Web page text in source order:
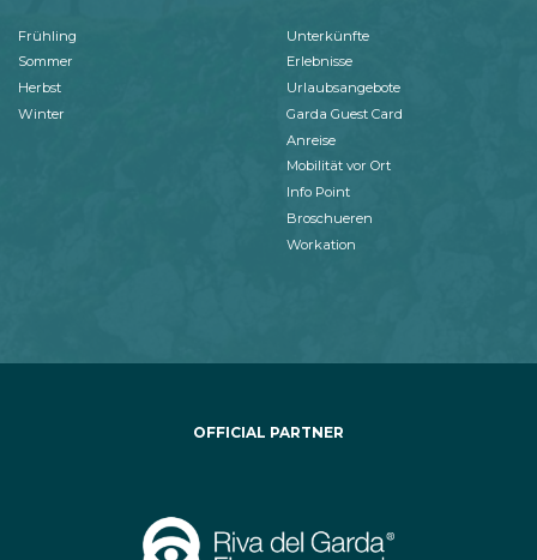
Frühling
Sommer
Herbst
Winter
Unterkünfte
Erlebnisse
Urlaubsangebote
Garda Guest Card
Anreise
Mobilität vor Ort
Info Point
Broschueren
Workation
OFFICIAL PARTNER